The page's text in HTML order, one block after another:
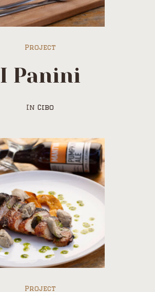
Project
I Panini
In Cibo
Project